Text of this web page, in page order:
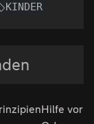
KINDER
Hilfe vor